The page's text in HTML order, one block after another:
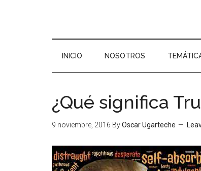
INICIO NOSOTROS
¿Qué significa
9 noviembre, 2016 ByOscar Ugarteche